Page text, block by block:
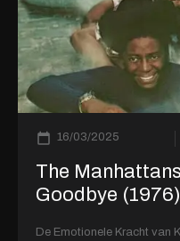
16/03/2025
The
Goodbye (1976)
De Emotionele Kracht van